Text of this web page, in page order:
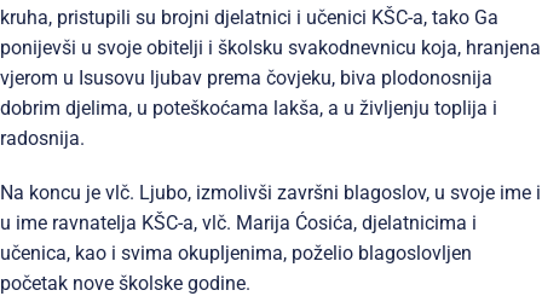
kruha, pristupili su brojni djelatnici i učenici KŠC-a, tako Ga
ponijevši u svoje obitelji i školsku svakodnevnicu koja, hranjena
vjerom u Isusovu ljubav prema čovjeku, biva plodonosnija
dobrim djelima, u poteškoćama lakša, a u življenju toplija i
radosnija.
Na koncu je vlč. Ljubo, izmolivši završni blagoslov, u svoje ime i
u ime ravnatelja KŠC-a, vlč. Marija Ćosića, djelatnicima i
učenica, kao i svima okupljenima, poželio blagoslovljen
početak nove školske godine.